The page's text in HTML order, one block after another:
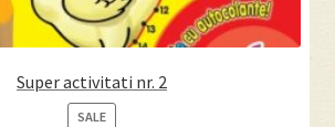
Super activitati nr. 2
SALEPRODUCT